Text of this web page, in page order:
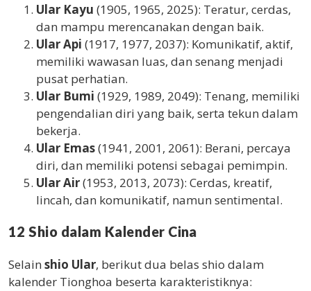
Ular Kayu (1905, 1965, 2025): Teratur, cerdas,
dan mampu merencanakan dengan baik.
Ular Api (1917, 1977, 2037): Komunikatif, aktif,
memiliki wawasan luas, dan senang menjadi
pusat perhatian.
Ular Bumi (1929, 1989, 2049): Tenang, memiliki
pengendalian diri yang baik, serta tekun dalam
bekerja.
Ular Emas(1941, 2001, 2061): Berani, percaya
diri, dan memiliki potensi sebagai pemimpin.
Ular Air(1953, 2013, 2073): Cerdas, kreatif,
lincah, dan komunikatif, namun sentimental.
12 Shio dalam Kalender Cina
Selain shio Ular, berikut dua belas shio dalam
kalender Tionghoa beserta karakteristiknya: